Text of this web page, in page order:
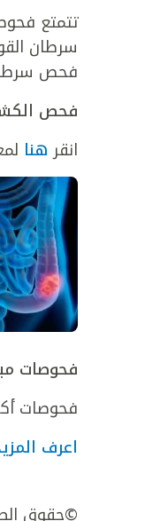
تتمتع
سرطان
فحص
فحص
انقرهنا
فحوصات
فحوصات
اعرف
©حقوق الطبع والنشر 2025 محفوظة